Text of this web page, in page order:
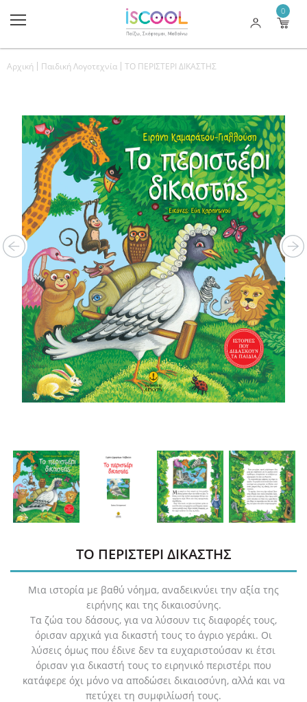
0
Αρχική Παιδική Λογοτεχνία ΤΟ ΠΕΡΙΣΤΕΡΙ ΔΙΚΑΣΤΗΣ
ΤΟ ΠΕΡΙΣΤΕΡΙ ΔΙΚΑΣΤΗΣ
Μια ιστορία με βαθύ νόημα, αναδεικνύει την αξία της
ειρήνης και της δικαιοσύνης.
Tα ζώα του δάσους, για να λύσουν τις διαφορές τους,
όρισαν αρχικά για δικαστή τους το άγριο γεράκι. Οι
λύσεις όμως που έδινε δεν τα ευχαριστούσαν κι έτσι
όρισαν για δικαστή τους το ειρηνικό περιστέρι που
κατάφερε όχι μόνο να αποδώσει δικαιοσύνη, αλλά και να
πετύχει τη συμφιλίωσή τους.